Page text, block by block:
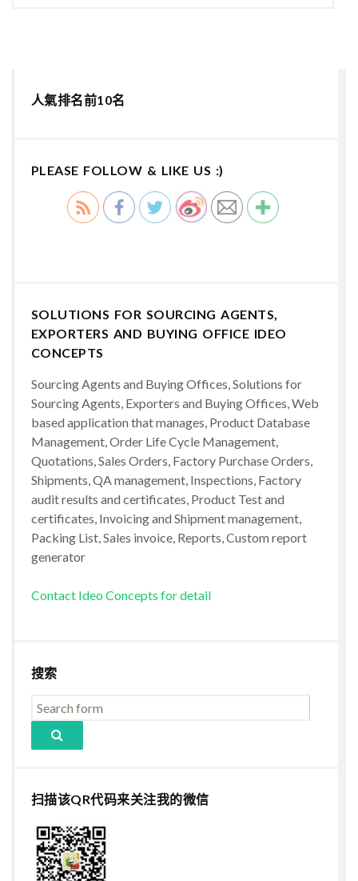
人氣排名前10名
PLEASE FOLLOW & LIKE US :)
SOLUTIONS FOR SOURCING AGENTS,
EXPORTERS AND BUYING OFFICE IDEO
CONCEPTS
Sourcing Agents and Buying Offices, Solutions for
Sourcing Agents, Exporters and Buying Offices, Web
based application that manages, Product Database
Management, Order Life Cycle Management,
Quotations, Sales Orders, Factory Purchase Orders,
Shipments, QA management, Inspections, Factory
audit results and certificates, Product Test and
certificates, Invoicing and Shipment management,
Packing List, Sales invoice, Reports, Custom report
generator
Contact Ideo Concepts for detail
搜索
扫描该QR代码来关注我的微信